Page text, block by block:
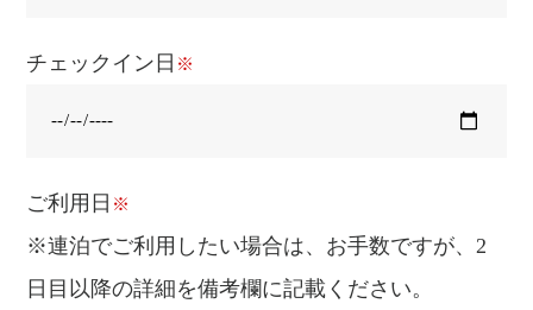
チェックイン日 ※
ご利用日 ※
※連泊でご利用したい場合は、お手数ですが、2
日目以降の詳細を備考欄に記載ください。